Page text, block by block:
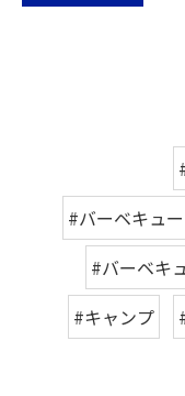
#バーベキュ
#バーベキ
#キャンプ